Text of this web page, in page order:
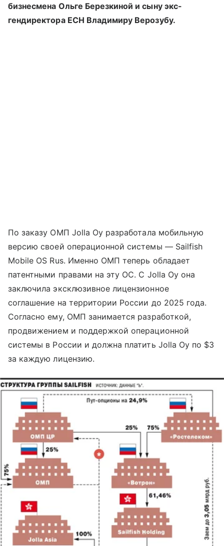
бизнесмена Ольге Березкиной и сыну экс-
гендиректора ЕСН Владимиру Верозубу.
По заказу ОМП Jolla Oy разработала мобильную
версию своей операционной системы — Sailfish
Mobile OS Rus. Именно ОМП теперь обладает
патентными правами на эту ОС. С Jolla Oy она
заключила эксклюзивное лицензионное
соглашение на территории России до 2025 года.
Согласно ему, ОМП занимается разработкой,
продвижением и поддержкой операционной
системы в России и должна платить Jolla Oy по $3
за каждую лицензию.